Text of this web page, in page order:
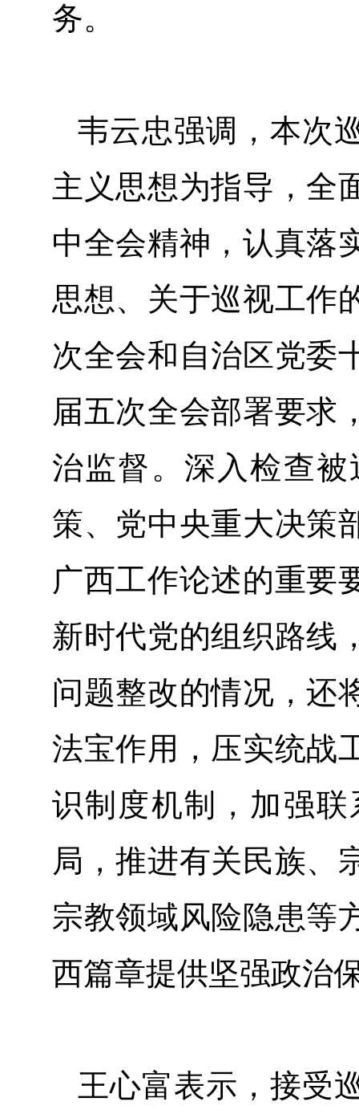
务。
韦云忠强调，本次
主义思想为指导，全
中全会精神，认真落
思想、关于巡视工作
次全会和自治区党委
届五次全会部署要求
治监督。深入检查
策、党中央重大决策
广西工作论述的重要
新时代党的组织路线
问题整改的情况，还
法宝作用，压实统战
识制度机制，加强
局，推进有关民族、
宗教领域风险隐患等
西篇章提供坚强政治
王心富表示，接受